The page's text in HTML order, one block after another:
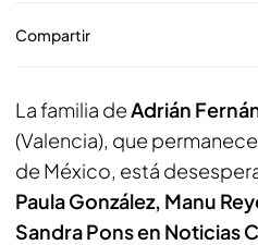
Compartir
La familia deAdrián
(Valencia), que
de México, está
Paula González, Manu
Sandra Pons en Noticias